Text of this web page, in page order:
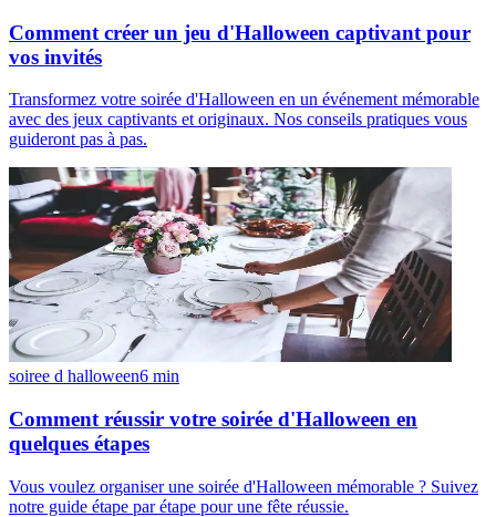
Comment créer un jeu d'Halloween captivant pour
vos invités
Transformez votre soirée d'Halloween en un événement mémorable
avec des jeux captivants et originaux. Nos conseils pratiques vous
guideront pas à pas.
soiree d halloween6 min
Comment réussir votre soirée d'Halloween en
quelques étapes
Vous voulez organiser une soirée d'Halloween mémorable ? Suivez
notre guide étape par étape pour une fête réussie.